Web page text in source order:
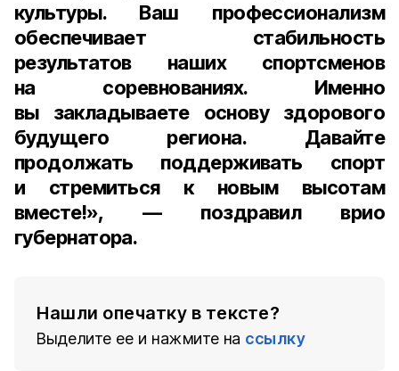
культуры. Ваш профессионализм
обеспечивает стабильность
результатов наших спортсменов
на соревнованиях. Именно
вы закладываете основу здорового
будущего региона. Давайте
продолжать поддерживать спорт
и стремиться к новым высотам
вместе!», — поздравил врио
губернатора.
Нашли опечатку в тексте?
Выделите ее и нажмите на ссылку